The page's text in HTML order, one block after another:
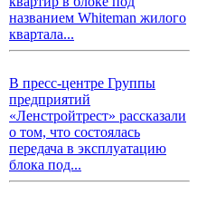
названием Whiteman жилого
квартала...
В пресс-центре Группы
предприятий
«Ленстройтрест» рассказали
о том, что состоялась
передача в эксплуатацию
блока под...